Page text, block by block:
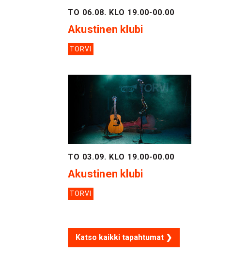
TO 06.08. KLO 19.00-00.00
Akustinen klubi
TORVI
TO 03.09. KLO 19.00-00.00
Akustinen klubi
TORVI
Katso kaikki tapahtumat ❯